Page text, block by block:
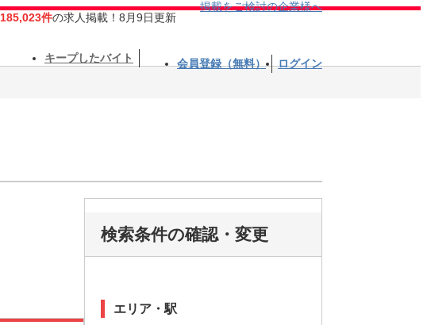
185,023件の求人掲載！8月9日更新
掲載をご検討の企業様へ
キープしたバイト 会員登録（無料） ログイン
検索条件の確認・変更
エリア・駅